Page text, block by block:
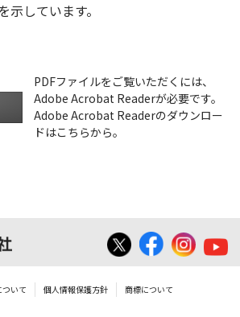
示しています。
PDFファイルをご覧いただくには、
Adobe Acrobat Readerが必要です。
Adobe Acrobat Readerのダウンロー
ドはこちらから。
いて 個人情報保護方針 商標について